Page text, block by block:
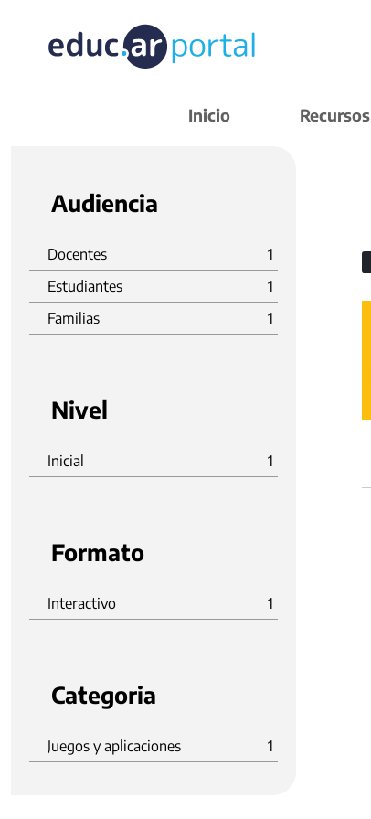
Inicio Recursos
Audiencia
Docentes
1
Estudiantes
1
Familias
1
Nivel
Inicial 1
Formato
Interactivo 1
Categoria
Juegos y aplicaciones 1